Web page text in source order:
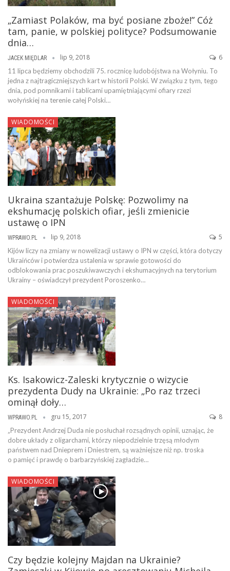
„Zamiast Polaków, ma być posiane zboże!” Cóż
tam, panie, w polskiej polityce? Podsumowanie
dnia…
JACEK MIĘDLAR lip 9, 2018 6
11 lipca będziemy obchodzili 75. rocznicę ludobójstwa na Wołyniu. To
jedna z najtragiczniejszych kart w historii Polski. W związku z tym, tego
dnia, pod pomnikami i tablicami upamiętniającymi ofiary rzezi
wołyńskiej na terenie całej Polski…
WIADOMOŚCI
Ukraina szantażuje Polskę: Pozwolimy na
ekshumację polskich ofiar, jeśli zmienicie
ustawę o IPN
WPRAWO.PL lip 9, 2018 5
Kijów liczy na zmiany w nowelizacji ustawy o IPN w części, która dotyczy
Ukraińców i potwierdza ustalenia w sprawie gotowości do
odblokowania prac poszukiwawczych i ekshumacyjnych na terytorium
Ukrainy – oświadczył prezydent Poroszenko…
WIADOMOŚCI
Ks. Isakowicz-Zaleski krytycznie o wizycie
prezydenta Dudy na Ukrainie: „Po raz trzeci
ominął doły…
WPRAWO.PL gru 15, 2017 8
„Prezydent Andrzej Duda nie posłuchał rozsądnych opinii, uznając, że
dobre układy z oligarchami, którzy niepodzielnie trzęsą młodym
państwem nad Dnieprem i Dniestrem, są ważniejsze niż np. troska
o pamięć i prawdę o barbarzyńskiej zagładzie…
WIADOMOŚCI
Czy będzie kolejny Majdan na Ukrainie?